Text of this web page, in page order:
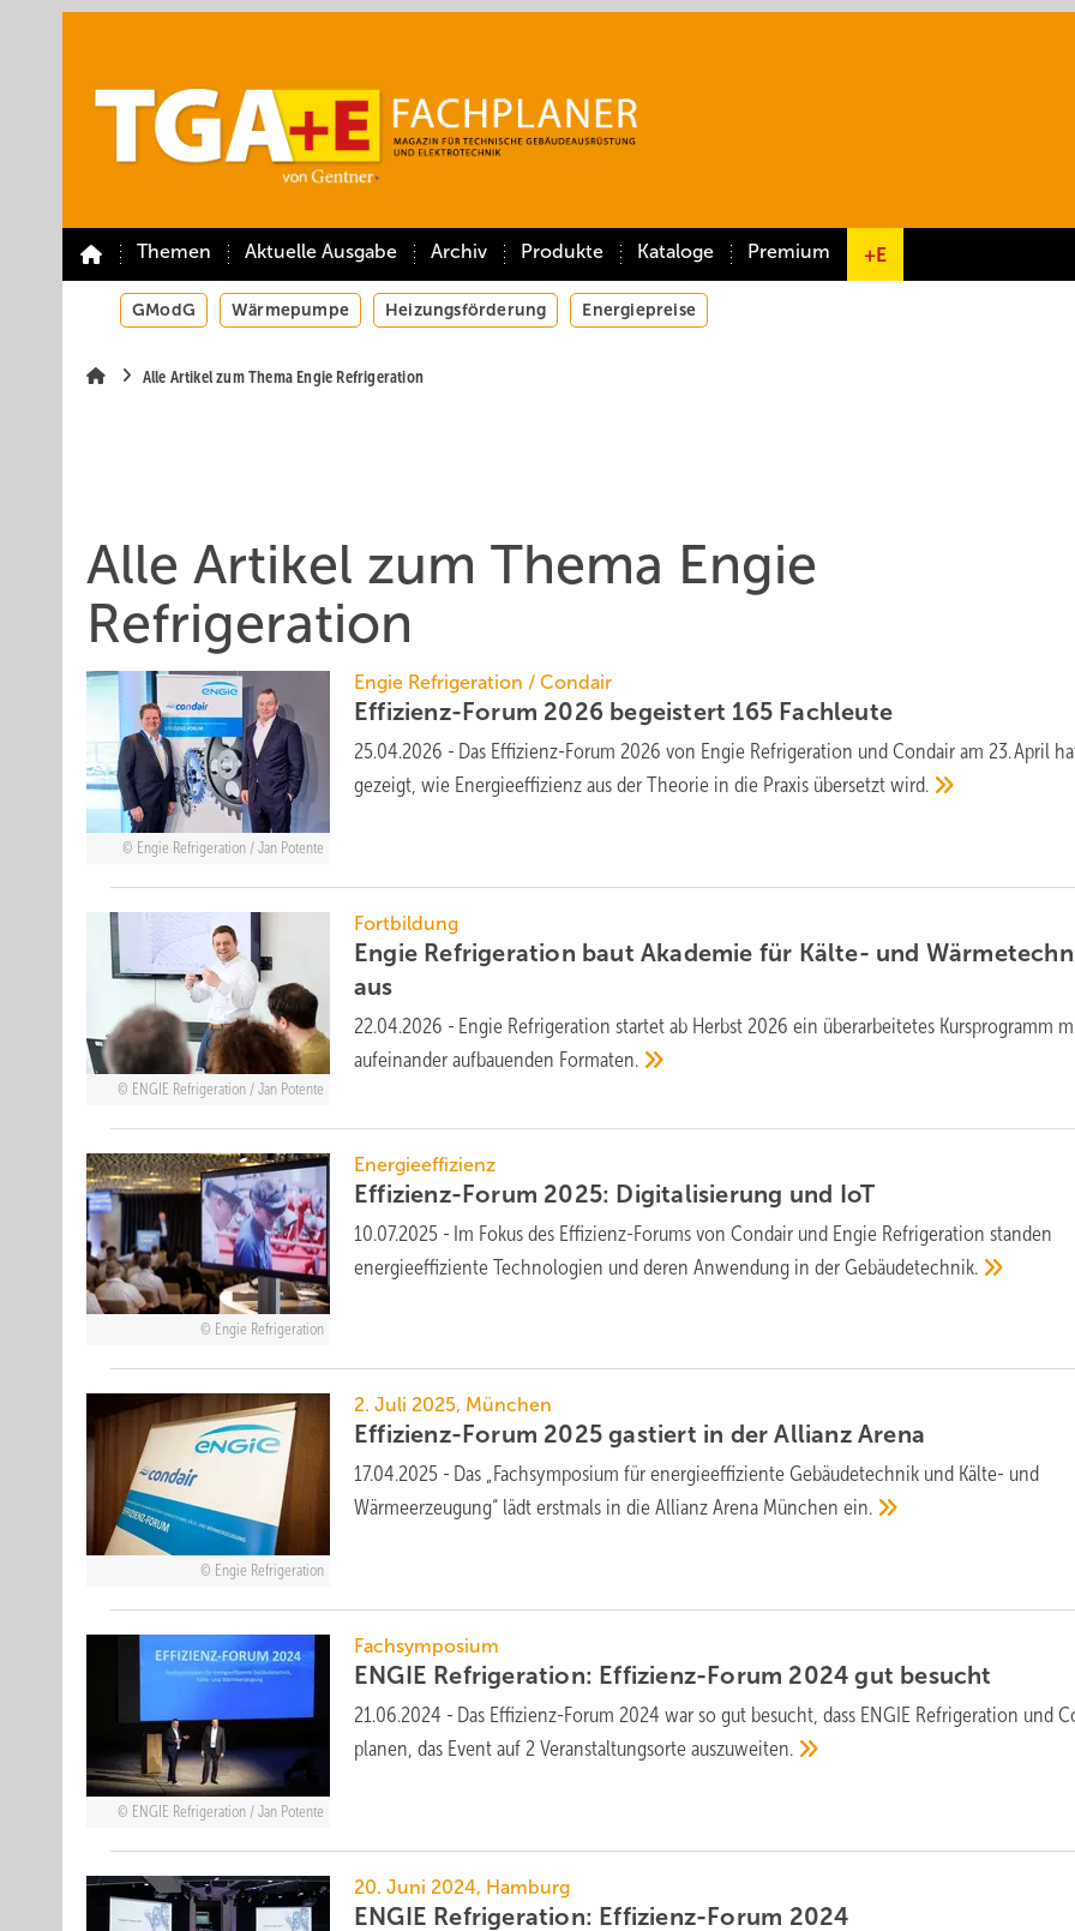
Themen Aktuelle Ausgabe Archiv Produkte Kataloge Premium +E
GModG Wärmepumpe Heizungsförderung Energiepreise
Alle Artikel zum Thema Engie Refrigeration
Alle Artikel zum Thema Engie
Refrigeration
Engie Refrigeration / Jan Potente
Engie Refrigeration / Condair
Effizienz-Forum 2026 begeistert 165 Fachleute
25.04.2026 - Das Effizienz-Forum 2026 von Engie Refrigeration und Condair am 23. April
gezeigt, wie Energieeffizienz aus der Theorie in die Praxis übersetztwird.
ENGIE Refrigeration / Jan Potente
Fortbildung
Engie Refrigeration baut Aka­de­mie für Kälte- und
aus
22.04.2026 - Engie Refrigeration startet ab Herbst 2026 ein über­ar­bei­tetes Kurs­pro­gramm
auf­ein­ander auf­bau­en­den For­maten.
Engie Refrigeration
Energieeffizienz
Effizienz-Forum 2025: Di­gi­ta­li­sie­rung und IoT
10.07.2025 - Im Fokus des Effizienz-Forums von Condair und Engie Refrigeration standen
energieeffiziente Technologien und deren Anwendung in derGebäudetechnik.
Engie Refrigeration
2. Juli 2025, München
Effizienz-Forum 2025 gastiert in der AllianzArena
17.04.2025 - Das „Fachsymposium für energieeffiziente Gebäudetechnik und Kälte- und
Wärmeerzeugung“ lädt erstmals in die Allianz Arena Münchenein.
ENGIE Refrigeration / Jan Potente
Fachsymposium
ENGIE Refrigeration: Effizienz-Forum 2024 gut besucht
21.06.2024 - Das Effizienz-Forum 2024 war so gut besucht, dass ENGIE Refrigeration und
planen, das Event auf 2 Veranstaltungsorteauszuweiten.
20. Juni 2024, Hamburg
ENGIE Refrigeration: Effizienz-Forum 2024